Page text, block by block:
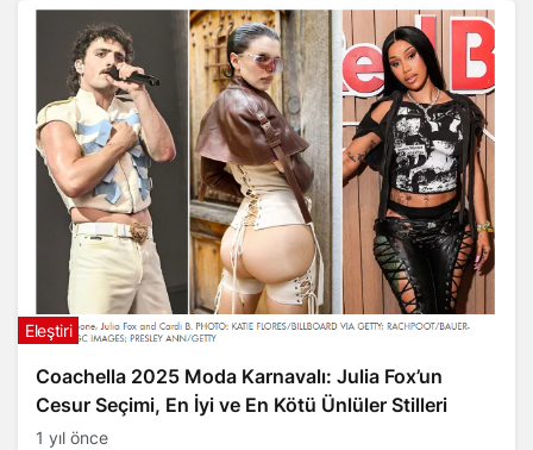
Coachella 2025 Moda Karnavalı: Julia Fox’un
Cesur Seçimi, En İyi ve En Kötü Ünlüler Stilleri
Eleştiri
1 yıl önce